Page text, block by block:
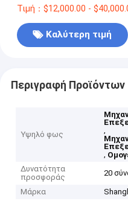
Τιμή：$12,000.00 -
Καλύτερη τιμή
Περιγραφή Προϊόντων
Υψηλό φως
,
,
Δυνατότητα
προσφοράς
20
Μάρκα